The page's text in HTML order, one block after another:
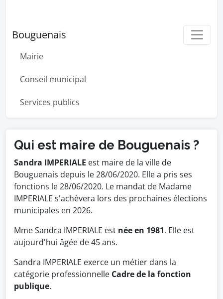
Bouguenais
Mairie
Conseil municipal
Services publics
Qui est maire de Bouguenais ?
Sandra IMPERIALE est maire de la ville de
Bouguenais depuis le 28/06/2020. Elle a pris ses
fonctions le 28/06/2020. Le mandat de Madame
IMPERIALE s'achèvera lors des prochaines élections
municipales en 2026.
Mme Sandra IMPERIALE est née en 1981. Elle est
aujourd'hui âgée de 45 ans.
Sandra IMPERIALE exerce un métier dans la
catégorie professionnelle Cadre de la fonction
publique.